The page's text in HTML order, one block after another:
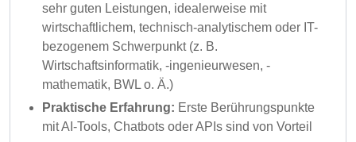
sehr guten Leistungen, idealerweise mit
wirtschaftlichem, technisch-analytischem oder IT-
bezogenem Schwerpunkt (z. B.
Wirtschaftsinformatik, -ingenieurwesen, -
mathematik, BWL o. Ä.)
Praktische Erfahrung: Erste Berührungspunkte
mit AI-Tools, Chatbots oder APIs sind von Vorteil